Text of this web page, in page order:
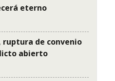
eterno
ruptura de convenio
abierto